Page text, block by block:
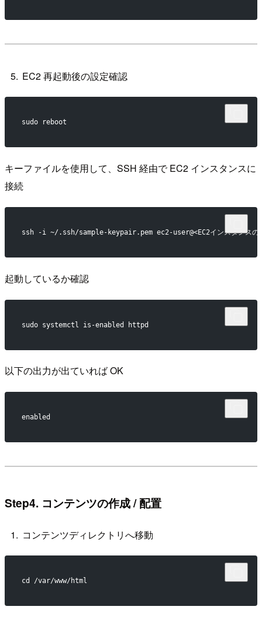
EC2 再起動後の設定確認
sudo reboot
キーファイルを使用して、SSH 経由で EC2 インスタンスに
接続
ssh -i ~/.ssh/sample-keypair.pem ec2-user@<EC2インスタンスの
起動しているか確認
sudo systemctl is-enabled httpd
以下の出力が出ていれば OK
enabled
Step4. コンテンツの作成 / 配置
コンテンツディレクトリへ移動
cd /var/www/html